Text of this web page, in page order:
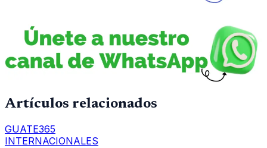
Artículos relacionados
GUATE365
INTERNACIONALES